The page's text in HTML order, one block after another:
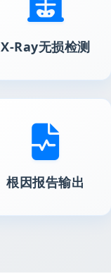
X-Ray无损检测
根因报告输出